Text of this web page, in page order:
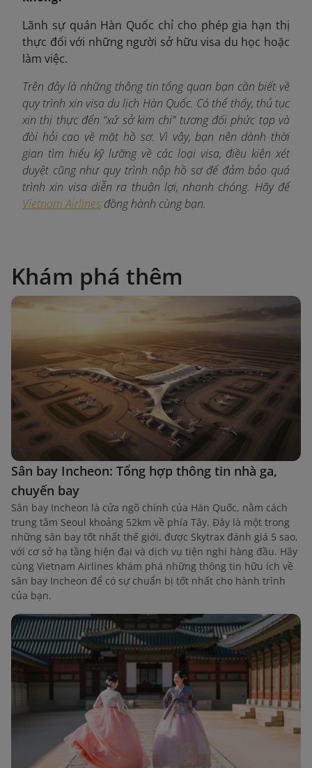
Lãnh sự quán Hàn Quốc chỉ cho phép gia hạn thị
thực đối với những người sở hữu visa du học hoặc
làm việc.
Trên đây là những thông tin tổng quan bạn cần biết về
quy trình xin visa du lịch Hàn Quốc. Có thể thấy, thủ tục
xin thị thực đến “xứ sở kim chi” tương đối phức tạp và
đòi hỏi cao về mặt hồ sơ. Vì vậy, bạn nên dành thời
gian tìm hiểu kỹ lưỡng về các loại visa, điều kiện xét
duyệt cũng như quy trình nộp hồ sơ để đảm bảo quá
trình xin visa diễn ra thuận lợi, nhanh chóng. Hãy để
Vietnam Airlines đồng hành cùng bạn.
Khám phá thêm
Sân bay Incheon: Tổng hợp thông tin nhà ga,
chuyến bay
Sân bay Incheon là cửa ngõ chính của Hàn Quốc, nằm cách
trung tâm Seoul khoảng 52km về phía Tây. Đây là một trong
những sân bay tốt nhất thế giới, được Skytrax đánh giá 5 sao,
với cơ sở hạ tầng hiện đại và dịch vụ tiện nghi hàng đầu. Hãy
cùng Vietnam Airlines khám phá những thông tin hữu ích về
sân bay Incheon để có sự chuẩn bị tốt nhất cho hành trình
của bạn.